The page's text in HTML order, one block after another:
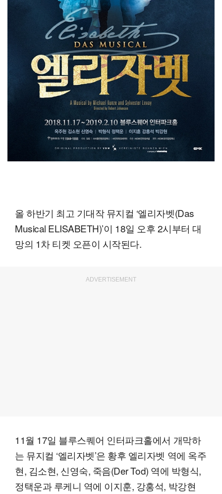
올 하반기 최고 기대작 뮤지컬 ‘엘리자벳(Das
Musical ELISABETH)’이 18일 오후 2시부터 대
망의 1차 티켓 오픈이 시작된다.
ADVERTISEMENT
11월 17일 블루스퀘어 인터파크홀에서 개막하
는 뮤지컬 ‘엘리자벳’은 황후 엘리자벳 역에 옥주
현, 김소현, 신영숙, 죽음(Der Tod) 역에 박형식,
정택운과 루케니 역에 이지훈, 강홍석, 박강현